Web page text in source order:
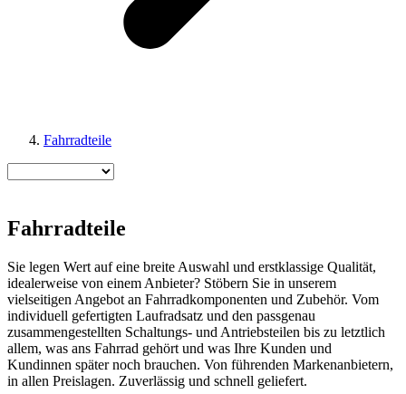
Fahrradteile
Fahrradteile
Sie legen Wert auf eine breite Auswahl und erstklassige Qualität,
idealerweise von einem Anbieter? Stöbern Sie in unserem
vielseitigen Angebot an Fahrradkomponenten und Zubehör. Vom
individuell gefertigten Laufradsatz und den passgenau
zusammengestellten Schaltungs- und Antriebsteilen bis zu letztlich
allem, was ans Fahrrad gehört und was Ihre Kunden und
Kundinnen später noch brauchen. Von führenden Markenanbietern,
in allen Preislagen. Zuverlässig und schnell geliefert.